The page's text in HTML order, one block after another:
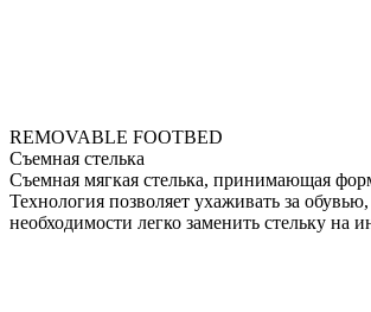
REMOVABLE FOOTBED
Съемная стелька
Съемная мягкая стелька, принимающая
Технология позволяет ухаживать за
необходимости легко заменить стельку на